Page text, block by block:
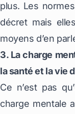
plus. Les
décret mais
moyens d’en
3. La charge
la santé et la vie
Ce n’est pas
charge mentale